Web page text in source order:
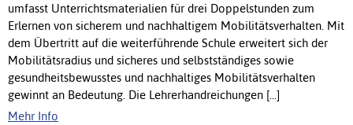
umfasst Unterrichtsmaterialien für drei Doppelstunden zum
Erlernen von sicherem und nachhaltigem Mobilitätsverhalten. Mit
dem Übertritt auf die weiterführende Schule erweitert sich der
Mobilitätsradius und sicheres und selbstständiges sowie
gesundheitsbewusstes und nachhaltiges Mobilitätsverhalten
gewinnt an Bedeutung. Die Lehrerhandreichungen [...]
Mehr Info